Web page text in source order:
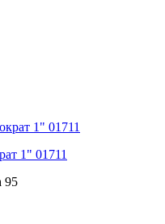
1" 01711
95